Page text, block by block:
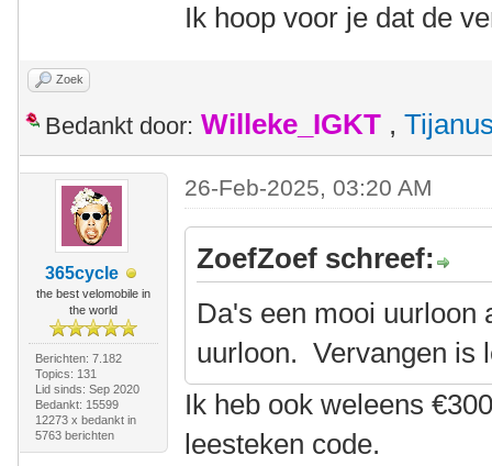
Ik hoop voor je dat de
Zoek
Bedankt door: Willeke_IGKT ,
365cycle
the best velomobile in
the world
Berichten: 7.182
Topics: 131
Lid sinds: Sep 2020
Bedankt: 15599
12273 x bedankt in
5763 berichten
26-Feb-2025, 03:20 AM
ZoefZoef schreef:
Da's een mooi uurloon
uurloon. Vervangen is
Ik heb ook weleens
leesteken code.